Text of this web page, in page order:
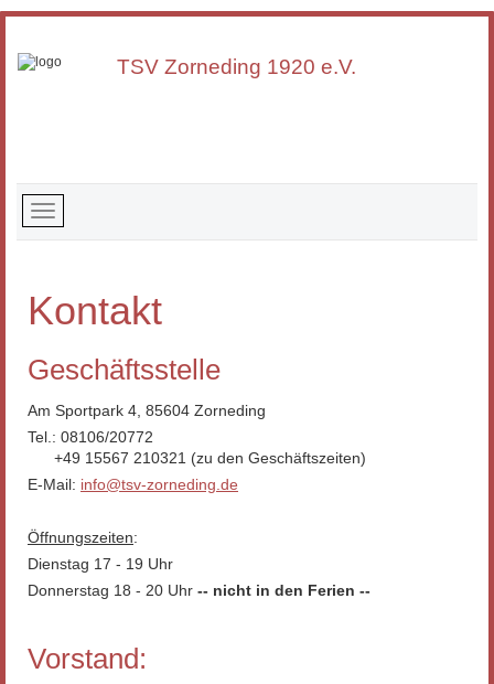
TSV Zorneding 1920 e.V.
Kontakt
Geschäftsstelle
Am Sportpark 4, 85604 Zorneding
Tel.: 08106/20772
+49 15567 210321 (zu den Geschäftszeiten)
E-Mail: info@tsv-zorneding.de
Öffnungszeiten:
Dienstag 17 - 19 Uhr
Donnerstag 18 - 20 Uhr -- nicht in den Ferien --
Vorstand: